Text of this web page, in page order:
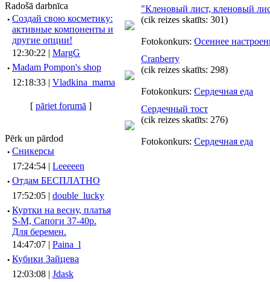
Radošā darbnīca
· Создай свою косметику:
активные компоненты и
другие опции!
12:30:22 | MargG
· Madam Pompon's shop
12:18:33 | Vladkina_mama
[ pāriet forumā ]
Pērk un pārdod
· Сникерсы
17:24:54 | Leeeeen
· Отдам БЕСПЛАТНО
17:52:05 | double_lucky
· Куртки на весну, платья
S-M, Сапоги 37-40р.
Для беремен.
14:47:07 | Paina_l
· Кубики Зайцева
12:03:08 | Jdask
"Кленовый лист, кленовый
(cik reizes skatīts: 301)
Fotokonkurs: Осеннее
Cranberry
(cik reizes skatīts: 298)
Fotokonkurs: Сердечная еда
Сердечный тост
(cik reizes skatīts: 276)
Fotokonkurs: Сердечная еда